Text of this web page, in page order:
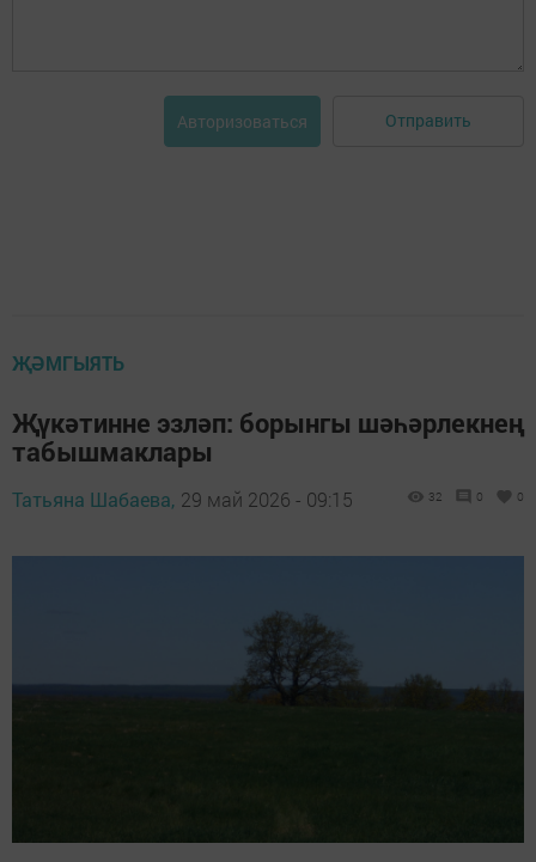
Авторизоваться Отправить
ҖӘМГЫЯТЬ
Җүкәтинне эзләп: борынгы шәһәрлекнең
табышмаклары
Татьяна Шабаева, 29 май 2026 - 09:15 32 0 0